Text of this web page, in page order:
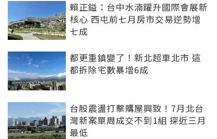
賴正鎰：台中水湳躍升國際會展新
核心 西屯前七月房市交易逆勢增
七成
都更重鎮變了！新北超車北市 這
都拆除宅數暴增6成
台股震盪打擊購屋興致！7月北台
灣新案單周成交不到1組 探近三月
最低